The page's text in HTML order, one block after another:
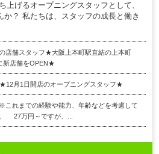
上げるオープニングスタッフとして、
？ 私たちは、スタッフの成長と働き
店舗スタッフ★大阪上本町駅直結の上本町
新店舗をOPEN★
月1日開店のオープニングスタッフ★
これまでの経験や能力、年齢などを考慮して
27万円～ですが、...